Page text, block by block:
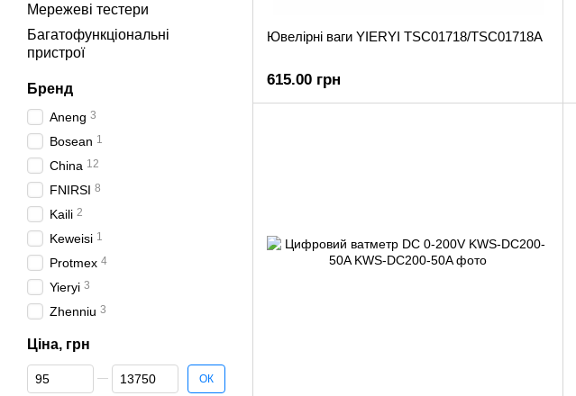
Ювелірні ваги YIERYI TSC01718/TSC01718A
615.00 грн
Мережеві тестери
Багатофункціональні
пристрої
Бренд
Aneng 3
Bosean 1
China 12
FNIRSI 8
Kaili 2
Keweisi 1
Protmex 4
Yieryi 3
Zhenniu 3
Ціна, грн
Від Ціна, грн
До Ціна, грн ОК